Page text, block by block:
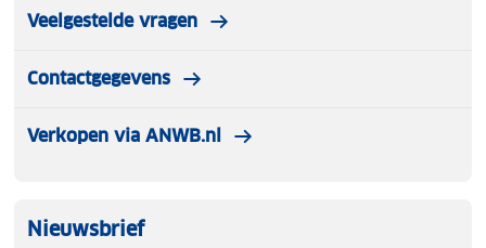
Veelgestelde vragen
Contactgegevens
Verkopen via ANWB.nl
Nieuwsbrief